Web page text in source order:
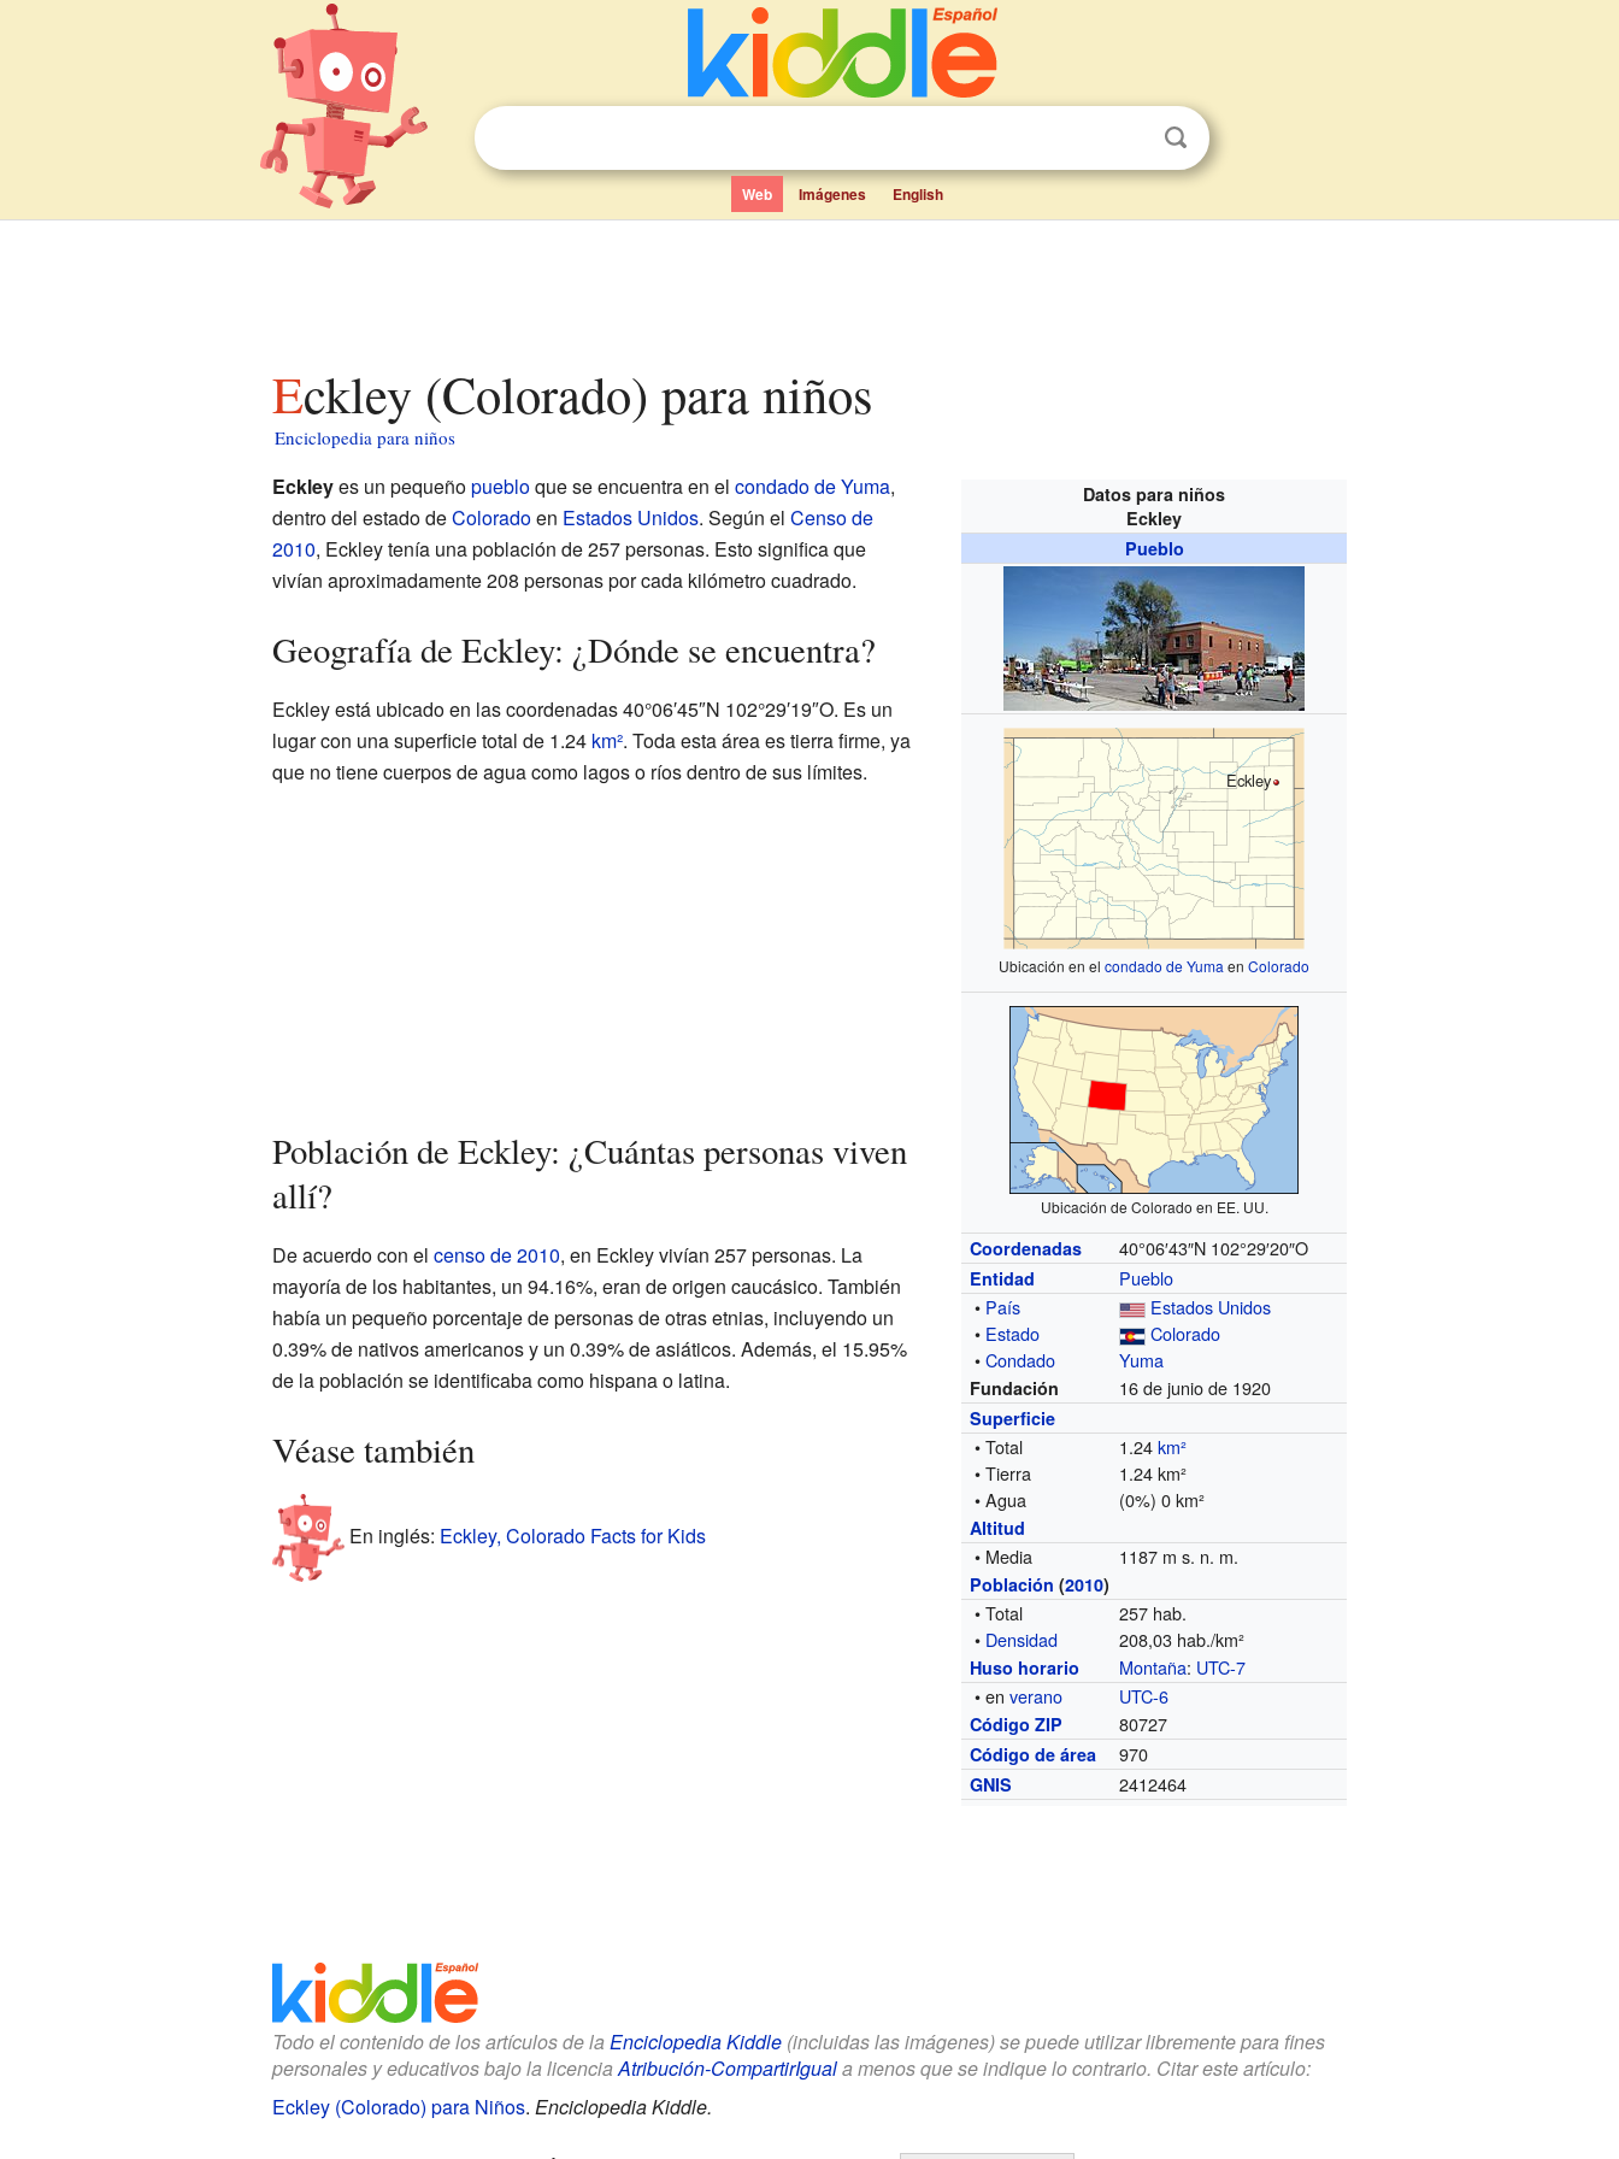
Web Imágenes English
Eckley (Colorado) para niños
Enciclopedia para niños
Datos para niños
Eckley
Pueblo
Eckley
Ubicación en elcondado de Yuma enColorado
Ubicación de Colorado en EE. UU.
Coordenadas 40°06′43″N 102°29′20″O
Entidad
Pueblo
• País
Estados Unidos
• Estado
Colorado
•Condado Yuma
Fundación 16 de junio de 1920
Superficie
• Total 1.24km²
• Tierra
1.24 km²
• Agua
(0%) 0 km²
Altitud
• Media 1187 m s. n. m.
Población (2010)
• Total
257 hab.
• Densidad 208,03 hab./km²
Huso horario Montaña: UTC-7
• enverano UTC-6
Código ZIP 80727
Código de área 970
GNIS 2412464
Eckleyes un pequeñopuebloque se encuentra en el condado de Yuma,
dentro del estado deColoradoen Estados Unidos. Según el Censo de
2010, Eckley tenía una población de 257 personas. Esto significa que
vivían aproximadamente 208 personas por cada kilómetro cuadrado.
Geografía de Eckley: ¿Dónde se encuentra?
Eckley está ubicado en las coordenadas 40°06′45″N 102°29′19″O. Es un
lugar con una superficie total de 1.24 km². Toda esta área es tierra firme, ya
que no tiene cuerpos de agua como lagos o ríos dentro de sus límites.
Población de Eckley: ¿Cuántas personas viven
allí?
De acuerdo con el censo de 2010, en Eckley vivían 257 personas. La
mayoría de los habitantes, un 94.16%, eran de origen caucásico. También
había un pequeño porcentaje de personas de otras etnias, incluyendo un
0.39% de nativos americanos y un 0.39% de asiáticos. Además, el 15.95%
de la población se identificaba como hispana o latina.
Véase también
En inglés: Eckley, Colorado Facts for Kids
Todo el contenido de los artículos de la Enciclopedia Kiddle(incluidas las imágenes) se puede utilizar libremente para fines
personales y educativos bajo la licenciaAtribución-CompartirIguala menos que se indique lo contrario. Citar este artículo:
Eckley (Colorado) para Niños. Enciclopedia Kiddle.